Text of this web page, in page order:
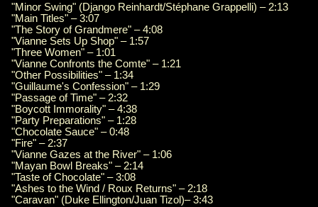
"Minor Swing" (Django Reinhardt/Stéphane Grappelli) – 2:13
"Main Titles" – 3:07
"The Story of Grandmere" – 4:08
"Vianne Sets Up Shop" – 1:57
"Three Women" – 1:01
"Vianne Confronts the Comte" – 1:21
"Other Possibilities" – 1:34
"Guillaume's Confession" – 1:29
"Passage of Time" – 2:32
"Boycott Immorality" – 4:38
"Party Preparations" – 1:28
"Chocolate Sauce" – 0:48
"Fire" – 2:37
"Vianne Gazes at the River" – 1:06
"Mayan Bowl Breaks" – 2:14
"Taste of Chocolate" – 3:08
"Ashes to the Wind / Roux Returns" – 2:18
"Caravan" (Duke Ellington/Juan Tizol)– 3:43